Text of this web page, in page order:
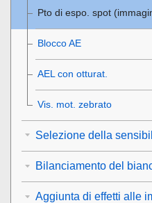
Pto di espo. spot
Blocco AE
AEL con otturat.
Vis. mot. zebrato
Selezione della
Bilanciamento del
Aggiunta di effetti alle